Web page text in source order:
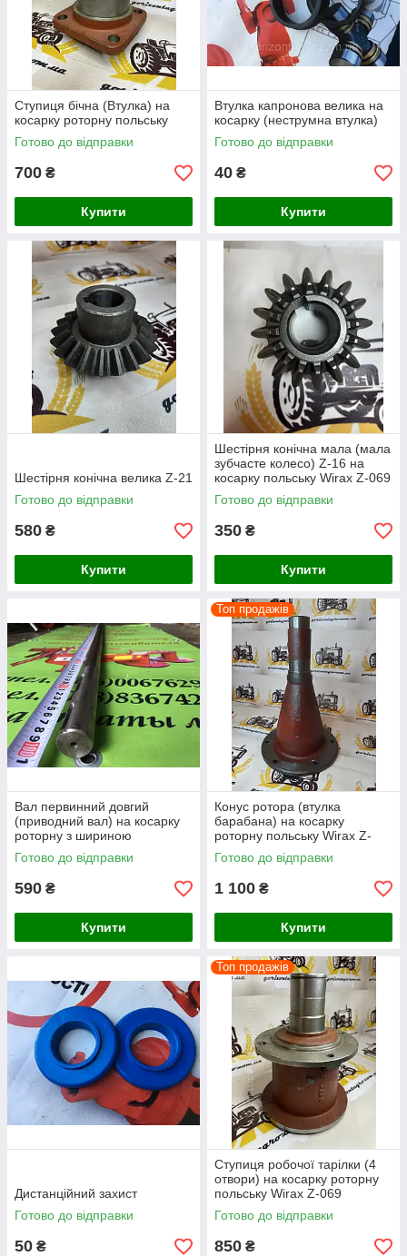
Ступиця бічна (Втулка) на
косарку роторну польську
Готово до відправки
700 ₴
Купити
Втулка капронова велика на
косарку (неструмна втулка)
Готово до відправки
40 ₴
Купити
Шестірня конічна велика Z-21
Готово до відправки
580 ₴
Купити
Шестірня конічна мала (мала
зубчасте колесо) Z-16 на
косарку польську Wirax Z-069
Готово до відправки
350 ₴
Купити
Вал первинний довгий
(приводний вал) на косарку
роторну з шириною
захоплення 1.65 м Wirax z-
069
Готово до відправки
590 ₴
Купити
Топ продажів
Конус ротора (втулка
барабана) на косарку
роторну польську Wirax Z-
069
Готово до відправки
1 100 ₴
Купити
Дистанційний захист
Готово до відправки
50 ₴
Топ продажів
Ступиця робочої тарілки (4
отвори) на косарку роторну
польську Wirax Z-069
Ступиця ротора верхня.
Готово до відправки
850 ₴